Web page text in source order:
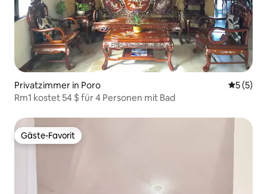
Privatzimmer in Poro
5 (5)
Rm1 kostet 54 $ für 4 Personen mit Bad
Gäste-Favorit
Gäste-Favorit